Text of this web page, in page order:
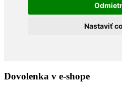
Nastaviť
Dovolenka v e-shope